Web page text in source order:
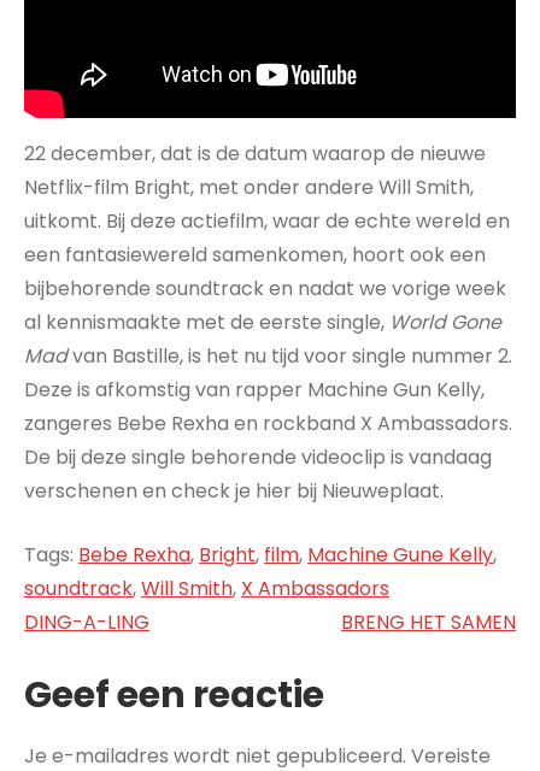
22 december, dat is de datum waarop de nieuwe
Netflix-film Bright, met onder andere Will Smith,
uitkomt. Bij deze actiefilm, waar de echte wereld en
een fantasiewereld samenkomen, hoort ook een
bijbehorende soundtrack en nadat we vorige week
al kennismaakte met de eerste single, World Gone
Madvan Bastille, is het nu tijd voor single nummer 2.
Deze is afkomstig van rapper Machine Gun Kelly,
zangeres Bebe Rexha en rockband X Ambassadors.
De bij deze single behorende videoclip is vandaag
verschenen en check je hier bij Nieuweplaat.
Tags: Bebe Rexha, Bright, film, Machine Gune Kelly,
soundtrack,Will Smith, X Ambassadors
Bericht
DING-A-LING BRENG HET SAMEN
Geef een reactie
Je e-mailadres wordt niet gepubliceerd. Vereiste